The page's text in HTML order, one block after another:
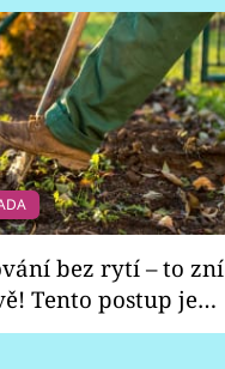
bez rytí – to zní
Tento postup je
jen pro některé